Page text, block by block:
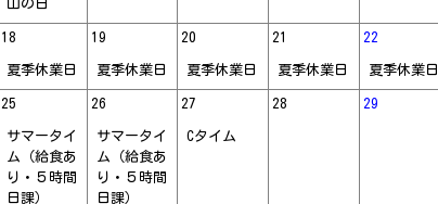
山の日
18 19 20 21 22
夏季休業日 夏季休業日 夏季休業日 夏季休業日 夏季休業日
25 26 27 28 29
サマータイ
ム（給食あ
り・５時間
日課）
サマータイ
ム（給食あ
り・５時間
日課）
Cタイム